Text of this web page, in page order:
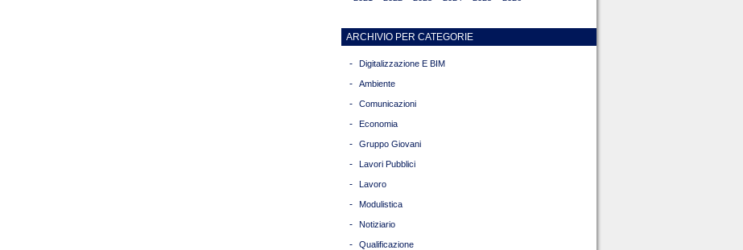
ARCHIVIO PER CATEGORIE
- Digitalizzazione E BIM
- Ambiente
- Comunicazioni
- Economia
- Gruppo Giovani
- Lavori Pubblici
- Lavoro
- Modulistica
- Notiziario
- Qualificazione